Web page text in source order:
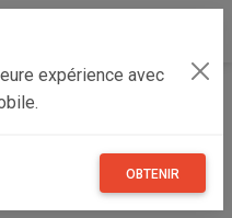
expérience avec
OBTENIR